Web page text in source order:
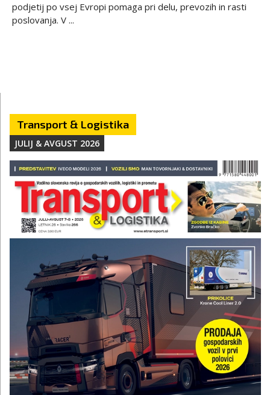
podjetij po vsej Evropi pomaga pri delu, prevozih in rasti
poslovanja. V ...
Transport & Logistika
JULIJ & AVGUST 2026